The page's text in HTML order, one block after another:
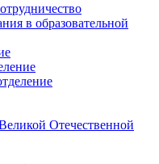
в образовательной
Отечественной